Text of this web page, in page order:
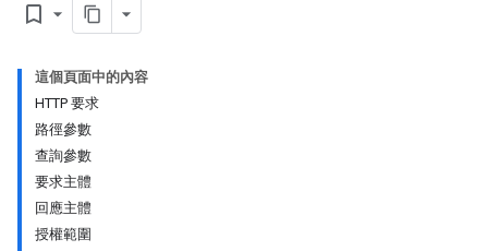
bookmark_border
這個頁面中的內容
HTTP 要求
路徑參數
查詢參數
要求主體
回應主體
授權範圍